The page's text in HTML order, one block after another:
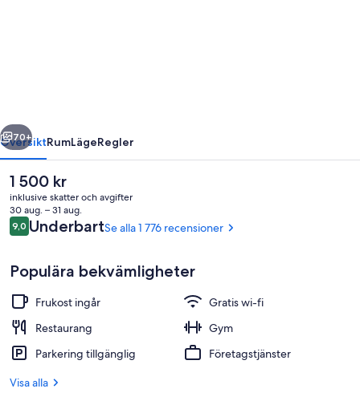
Interiör
Nästa
70+
ÖversiktRumLägeRegler
Det
nuvarande
priset
är
1 500 kr
1 500 kr
inklusive skatter och avgifter
30 aug. – 31 aug.
Recensioner
9,09,0 av 10,
UnderbartSe alla 1 776 recensioner
Populära bekvämligheter
Frukost ingår
Gratis wi-fi
Restaurang
Gym
Parkering tillgänglig
Företagstjänster
Visa alla